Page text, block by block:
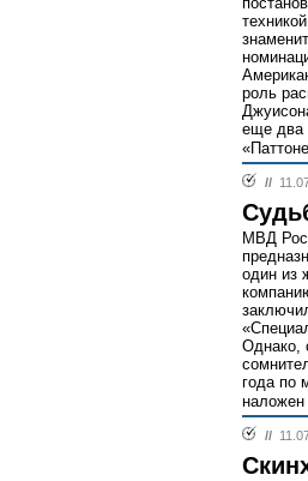
роль
еще два
//
МВД
один из
Однако,
года по
наложен
//